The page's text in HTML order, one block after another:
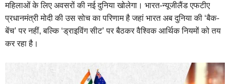
महिलाओं के लिए अवसरों की नई दुनिया खोलेगा। भारत-न्यूजीलैंड एफटीए
प्रधानमंत्री मोदी की उस सोच का परिणाम है जहां भारत अब दुनिया की ‘बैक-
बेंच’ पर नहीं, बल्कि ‘ड्राइविंग सीट’ पर बैठकर वैश्विक आर्थिक नियमों को तय
कर रहा है।